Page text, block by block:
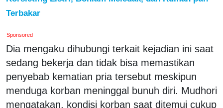
Terbakar
Sponsored
Dia mengaku dihubungi terkait kejadian ini saat
sedang bekerja dan tidak bisa memastikan
penyebab kematian pria tersebut meskipun
menduga korban meninggal bunuh diri. Mudhori
mengatakan, kondisi korban saat ditemui cukup